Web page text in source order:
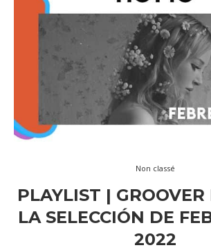
Non classé
PLAYLIST |
LA SELECCIÓN DE
2022